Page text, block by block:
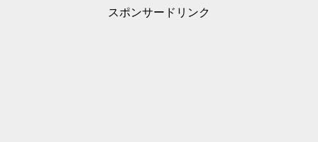
スポンサードリンク